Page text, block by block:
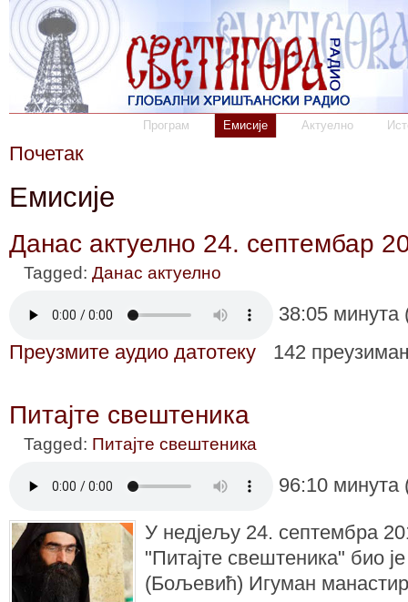
Програм Емисије Актуелно
Почетак
Емисије
Данас актуелно 24. септембар
Tagged: Данас актуелно
38:05
Преузмите аудио датотеку
142
Питајте свештеника
Tagged: Питајте свештеника
96:10
У недјељу 24. септембра
"Питајте свештеника" био
(Бољевић) Игуман